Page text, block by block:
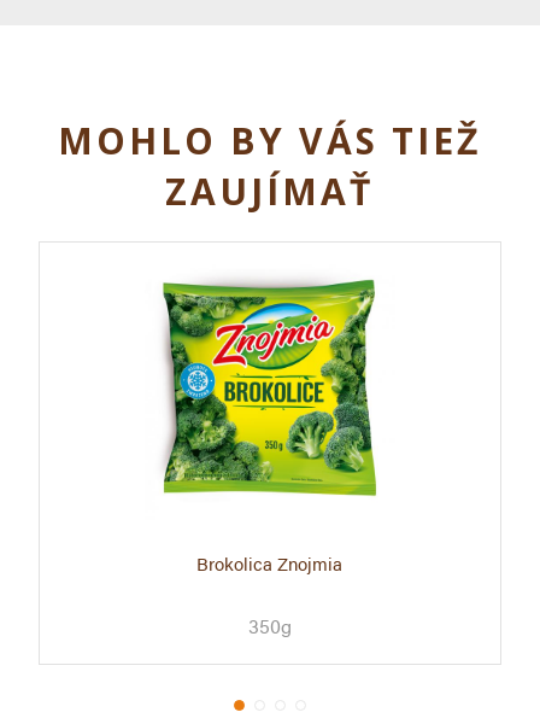
MOHLO BY VÁS TIEŽ
ZAUJÍMAŤ
Brokolica Znojmia
350g